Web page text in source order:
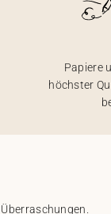
Papiere
höchster